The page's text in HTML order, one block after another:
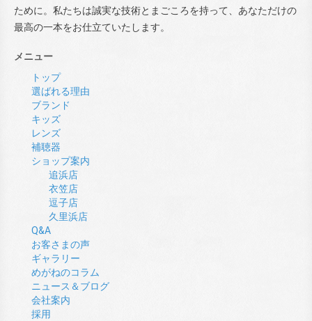
ために。私たちは誠実な技術とまごころを持って、あなただけの
最高の一本をお仕立ていたします。
メニュー
トップ
選ばれる理由
ブランド
キッズ
レンズ
補聴器
ショップ案内
追浜店
衣笠店
逗子店
久里浜店
Q&A
お客さまの声
ギャラリー
めがねのコラム
ニュース＆ブログ
会社案内
採用